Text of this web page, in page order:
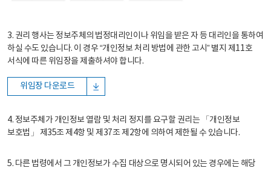
3. 권리 행사는 정보주체의 법정대리인이나 위임을 받은 자 등 대리인을 통하여
하실 수도 있습니다. 이 경우 “개인정보 처리 방법에 관한 고시” 별지 제11호
서식에 따른 위임장을 제출하셔야 합니다.
위임장 다운로드
4. 정보주체가 개인정보 열람 및 처리 정지를 요구할 권리는 「개인정보
보호법」 제35조 제4항 및 제37조 제2항에 의하여 제한될 수 있습니다.
5. 다른 법령에서 그 개인정보가 수집 대상으로 명시되어 있는 경우에는 해당